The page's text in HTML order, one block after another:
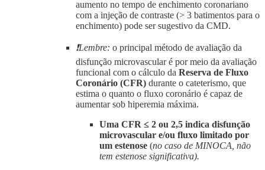
aumento no tempo de enchimento coronariano
com a injeção de contraste (> 3 batimentos para o
enchimento) pode ser sugestivo da CMD.
❗Lembre: o principal método de avaliação da
disfunção microvascular é por meio da avaliação
funcional com o cálculo da Reserva de Fluxo
Coronário (CFR) durante o cateterismo, que
estima o quanto o fluxo coronário é capaz de
aumentar sob hiperemia máxima.
Uma CFR ≤ 2 ou 2,5 indica disfunção
microvascular e/ou fluxo limitado por
um estenose (no caso de MINOCA, não
tem estenose significativa).